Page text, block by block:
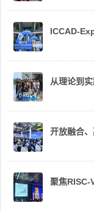
ICCAD-
从理论到
开放融合
聚焦RISC-